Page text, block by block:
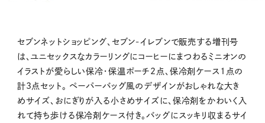
セブンネットショッピング、セブン‐イレブンで販売する増刊号
は、ユニセックスなカラーリングにコーヒーにまつわるミニオンの
イラストが愛らしい保冷・保温ポーチ2点、保冷剤ケース1点の
計3点セット。 ペーパーバッグ風のデザインがおしゃれな大き
めサイズ、おにぎりが入る小さめサイズに、保冷剤をかわいく入
れて持ち歩ける保冷剤ケース付き。バッグにスッキリ収まるサイ